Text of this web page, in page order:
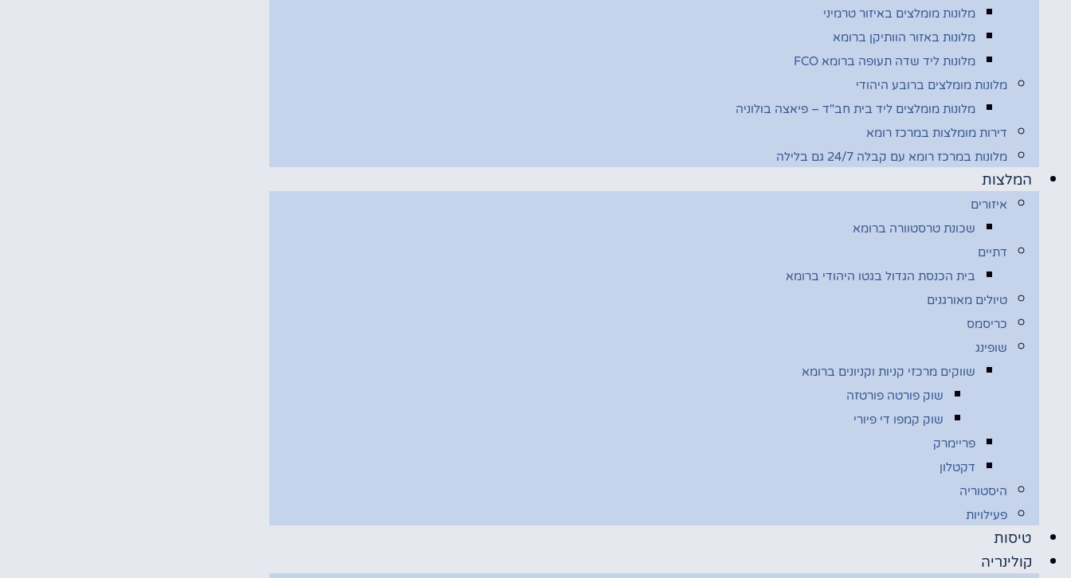
מלונות מומלצים באיזור טרמיני
מלונות באזור הוותיקן ברומא
מלונות ליד שדה תעופה ברומא FCO
מלונות מומלצים ברובע היהודי
מלונות מומלצים ליד בית חב"ד – פיאצה בולוניה
דירות מומלצות במרכז רומא
מלונות במרכז רומא עם קבלה 24/7 גם בלילה
המלצות
איזורים
שכונת טרסטוורה ברומא
דתיים
בית הכנסת הגדול בגטו היהודי ברומא
טיולים מאורגנים
כריסמס
שופינג
שווקים מרכזי קניות וקניונים ברומא
שוק פורטה פורטזה
שוק קמפו די פיורי
פריימרק
דקטלון
היסטוריה
פעילויות
טיסות
קולינריה